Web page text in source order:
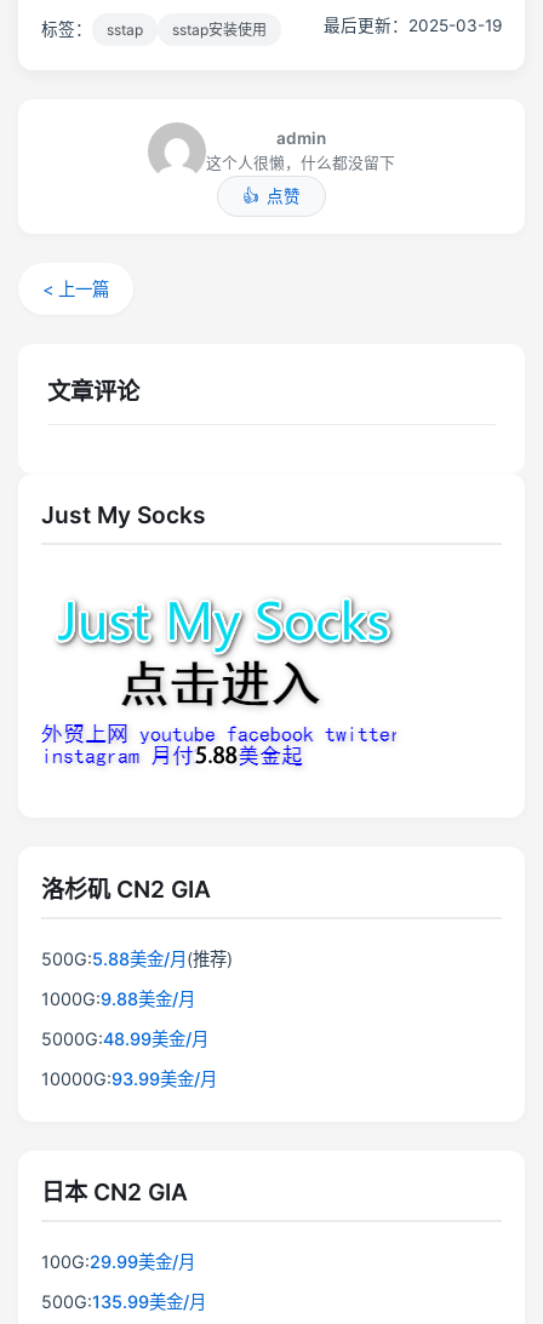
标签： sstap sstap安装使用 最后更新：2025-03-19
admin
这个人很懒，什么都没留下
点赞
< 上一篇
文章评论
Just My Socks
洛杉矶 CN2 GIA
500G:5.88美金/月 (推荐)
1000G:9.88美金/月
5000G:48.99美金/月
10000G:93.99美金/月
日本 CN2 GIA
100G:29.99美金/月
500G:135.99美金/月